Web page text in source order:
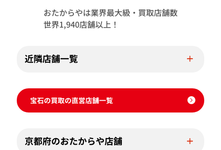
おたからやは業界最大級・買取店舗数
世界1,940店舗以上！
近隣店舗一覧
宝石の買取の直営店舗一覧
京都府のおたからや店舗